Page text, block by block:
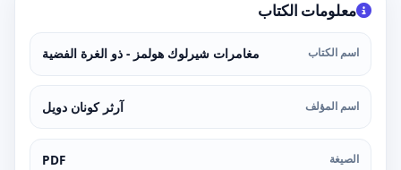
معلومات الكتاب
اسم الكتاب مغامرات شيرلوك هولمز - ذو الغرة الفضية
اسم المؤلف آرثر كونان دويل
الصيغة PDF